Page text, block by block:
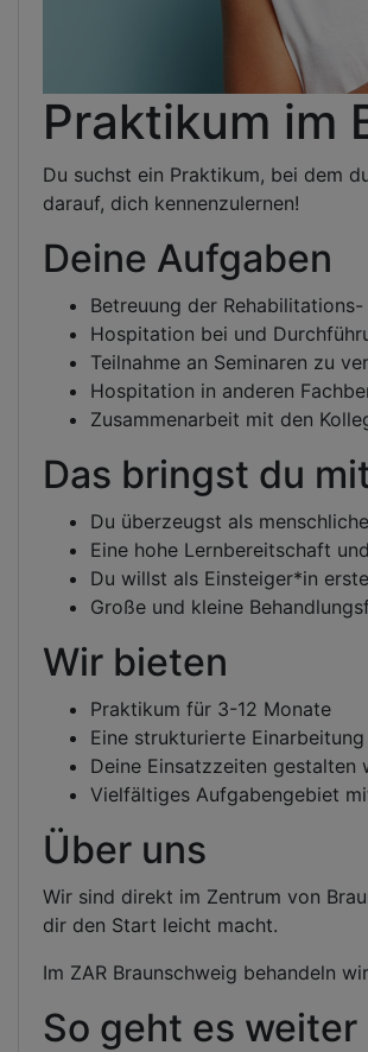
Praktikum im
Du suchst ein Praktikum, bei dem
darauf, dich kennenzulernen!
Deine Aufgaben
Betreuung der
Hospitation bei und
Teilnahme an Seminaren zu
Hospitation in anderen
Zusammenarbeit mit den
Das bringst du
Du überzeugst als
Eine hohe Lernbereitschaft
Du willst als Einsteiger*in
Große und kleine
Wir bieten
Praktikum für 3-12 Monate
Eine strukturierte Einarbeitung
Deine Einsatzzeiten gestalten
Vielfältiges Aufgabengebiet
Über uns
Wir sind direkt im Zentrum von
dir den Start leicht macht.
Im ZAR Braunschweig behandeln
So geht es weiter